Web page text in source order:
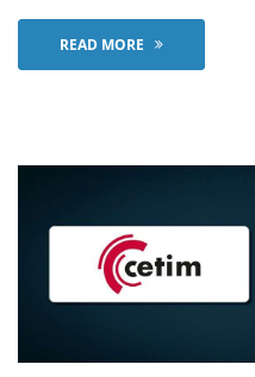
READ MORE